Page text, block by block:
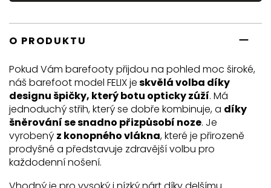
O PRODUKTU
Pokud Vám barefooty přijdou na pohled moc široké,
náš barefoot model FELIX jeskvělá volba díky
designu špičky, který botu opticky zúží. Má
jednoduchý střih, který se dobře kombinuje, a díky
šněrování se snadno přizpůsobí noze. Je
vyrobený z konopného vlákna, které je přirozeně
prodyšné a představuje zdravější volbu pro
každodenní nošení.